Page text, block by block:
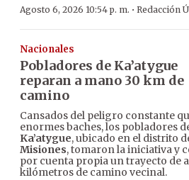
Agosto 6, 2026 10:54 p. m. · Redacción
Nacionales
Pobladores de Ka’atygue
reparan a mano 30 km de
camino
Cansados del peligro constante
enormes baches, los pobladores
Ka’atygue, ubicado en el distrito
Misiones, tomaron la iniciativa y
por cuenta propia un trayecto de
kilómetros de camino vecinal.